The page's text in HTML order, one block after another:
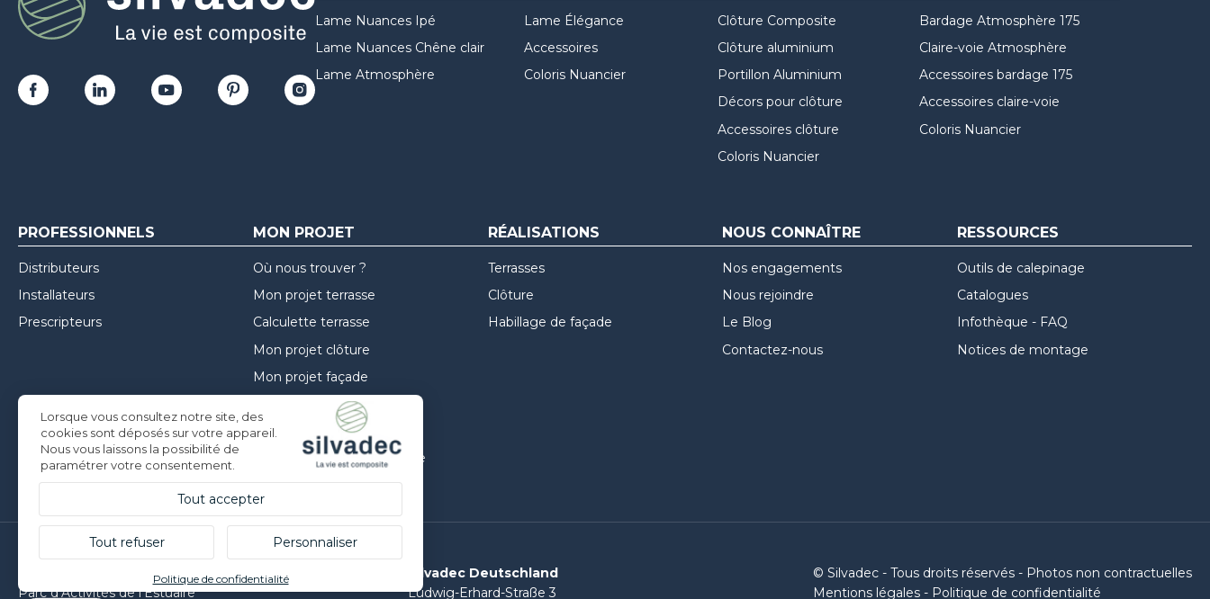
Lame Nuances Ipé
Lame Nuances Chêne clair
Lame Atmosphère
Lame Élégance
Accessoires
Coloris Nuancier
Clôture Composite
Clôture aluminium
Portillon Aluminium
Décors pour clôture
Accessoires clôture
Coloris Nuancier
Bardage Atmosphère 175
Claire-voie Atmosphère
Accessoires bardage 175
Accessoires claire-voie
Coloris Nuancier
PROFESSIONNELS
Distributeurs
Installateurs
Prescripteurs
MON PROJET
Où nous trouver ?
Mon projet terrasse
Calculette terrasse
Mon projet clôture
Mon projet façade
Guide de choix
Inspirations
Conseils de mise en oeuvre
RÉALISATIONS
Terrasses
Clôture
Habillage de façade
NOUS CONNAÎTRE
Nos engagements
Nous rejoindre
Le Blog
Contactez-nous
RESSOURCES
Outils de calepinage
Catalogues
Infothèque - FAQ
Notices de montage
Parc d’Activités de l’Estuaire
Silvadec Deutschland
Ludwig-Erhard-Straße 3
© Silvadec - Tous droits réservés - Photos non contractuelles
Mentions légales - Politique de confidentialité
Lorsque vous consultez notre site, des
cookies sont déposés sur votre appareil.
Nous vous laissons la possibilité de
paramétrer votre consentement.
Tout accepter
Tout refuser Personnaliser
Politique de confidentialité